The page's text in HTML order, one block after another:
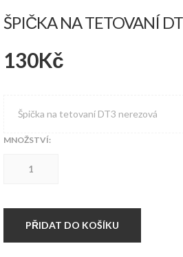
ŠPIČKA NA TETOVANÍ
130Kč
Špička na tetovaní DT3 nerezová
MNOŽSTVÍ:
nerez
množstvíPŘIDAT DO KOŠÍKU